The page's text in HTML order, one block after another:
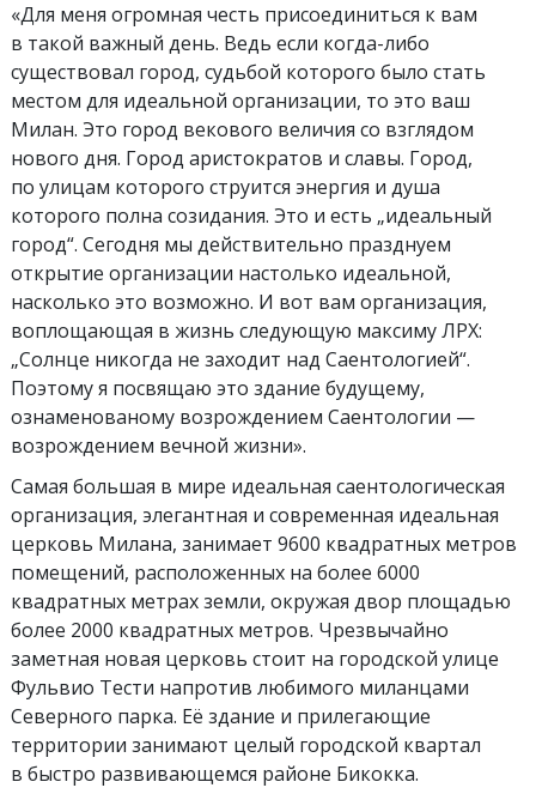
«Для меня огромная честь присоединиться к вам
в такой важный день. Ведь если когда-либо
существовал город, судьбой которого было стать
местом для идеальной организации, то это ваш
Милан. Это город векового величия со взглядом
нового дня. Город аристократов и славы. Город,
по улицам которого струится энергия и душа
которого полна созидания. Это и есть „идеальный
город“. Сегодня мы действительно празднуем
открытие организации настолько идеальной,
насколько это возможно. И вот вам организация,
воплощающая в жизнь следующую максиму ЛРХ:
„Солнце никогда не заходит над Саентологией“.
Поэтому я посвящаю это здание будущему,
ознаменованому возрождением Саентологии —
возрождением вечной жизни».
Самая большая в мире идеальная саентологическая
организация, элегантная и современная идеальная
церковь Милана, занимает 9600 квадратных метров
помещений, расположенных на более 6000
квадратных метрах земли, окружая двор площадью
более 2000 квадратных метров. Чрезвычайно
заметная новая церковь стоит на городской улице
Фульвио Тести напротив любимого миланцами
Северного парка. Её здание и прилегающие
территории занимают целый городской квартал
в быстро развивающемся районе Бикокка.